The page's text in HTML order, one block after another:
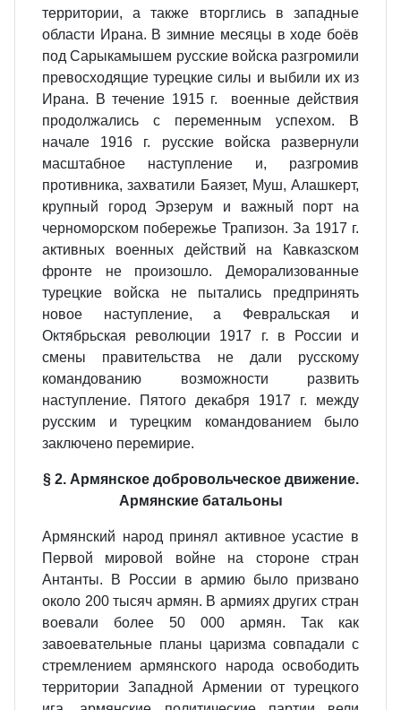
территории, а также вторглись в западные
области Ирана. В зимние месяцы в ходе боёв
под Сарыкамышем русские войска разгромили
превосходящие турецкие силы и выбили их из
Ирана. В течение 1915 г. военные действия
продолжались с переменным успехом. В
начале 1916 г. русские войска развернули
масштабное наступление и, разгромив
противника, захватили Баязет, Муш, Алашкерт,
крупный город Эрзерум и важный порт на
черноморском побережье Трапизон. За 1917 г.
активных военных действий на Кавказском
фронте не произошло. Деморализованные
турецкие войска не пытались предпринять
новое наступление, а Февральская и
Октябрьская революции 1917 г. в России и
смены правительства не дали русскому
командованию возможности развить
наступление. Пятого декабря 1917 г. между
русским и турецким командованием было
заключено перемирие.
§ 2. Армянское добровольческое движение.
Армянские батальоны
Армянский народ принял активное усастие в
Первой мировой войне на стороне стран
Антанты. В России в армию было призвано
около 200 тысяч армян. В армиях других стран
воевали более 50 000 армян. Так как
завоевательные планы царизма совпадали с
стремлением армянского народа освободить
территории Западной Армении от турецкого